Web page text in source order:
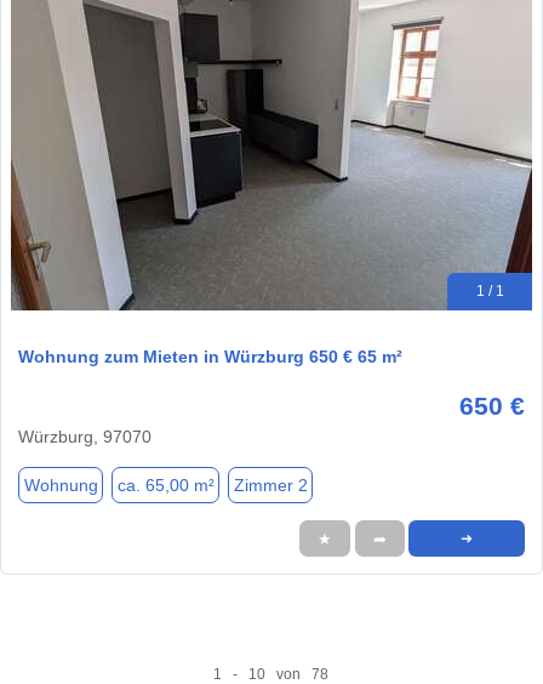
1 / 1
Wohnung zum Mieten in Würzburg 650 € 65 m²
650 €
Würzburg, 97070
Wohnung ca. 65,00 m² Zimmer 2
★ ➦ ➜
1 - 10 von 78